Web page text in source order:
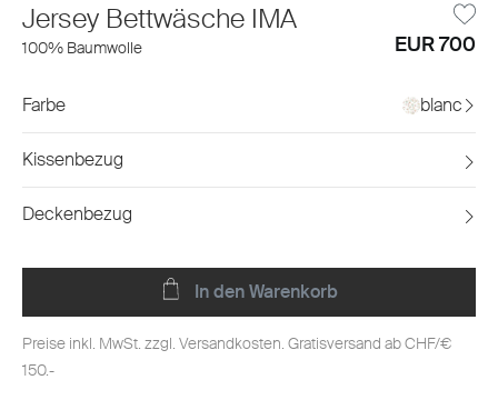
Jersey Bettwäsche IMA
100% Baumwolle EUR 700
Farbe blanc
Kissenbezug
Deckenbezug
In den Warenkorb
Preise inkl. MwSt. zzgl. Versandkosten. Gratisversand ab CHF/€
150.-